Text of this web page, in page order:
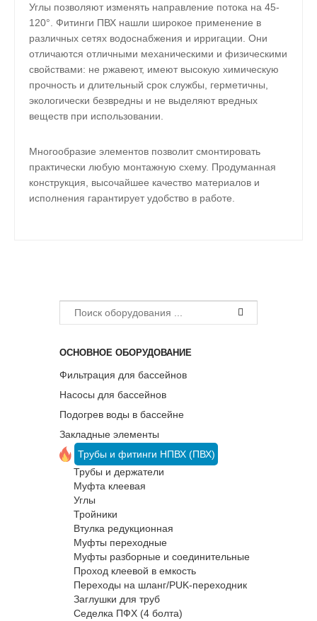
Углы позволяют изменять направление потока на 45-
120°. Фитинги ПВХ нашли широкое применение в
различных сетях водоснабжения и ирригации. Они
отличаются отличными механическими и физическими
свойствами: не ржавеют, имеют высокую химическую
прочность и длительный срок службы, герметичны,
экологически безвредны и не выделяют вредных
веществ при использовании.
Многообразие элементов позволит смонтировать
практически любую монтажную схему. Продуманная
конструкция, высочайшее качество материалов и
исполнения гарантирует удобство в работе.
ОСНОВНОЕ ОБОРУДОВАНИЕ
Фильтрация для бассейнов
Насосы для бассейнов
Подогрев воды в бассейне
Закладные элементы
Трубы и фитинги НПВХ (ПВХ)
Трубы и держатели
Муфта клеевая
Углы
Тройники
Втулка редукционная
Муфты переходные
Муфты разборные и соединительные
Проход клеевой в емкость
Переходы на шланг/PUK-переходник
Заглушки для труб
Седелка ПФХ (4 болта)